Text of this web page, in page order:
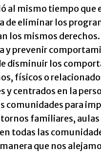
al mismo tiempo
de eliminar los
los mismos derechos.
y prevenir
disminuir los
físicos o
centrados en la
comunidades para
familiares, aulas
todas las
que nos